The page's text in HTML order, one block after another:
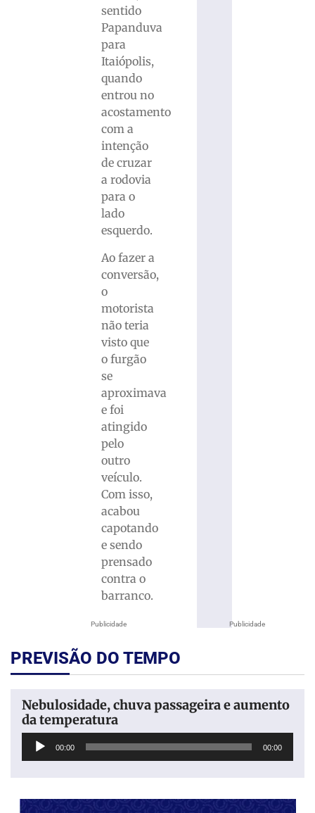
Publicidade
sentido
Papanduva
para
Itaiópolis,
quando
entrou no
acostamento
com a
intenção
de cruzar
a rodovia
para o
lado
esquerdo.
Ao fazer a
conversão,
o
motorista
não teria
visto que
o furgão
se
aproximava
e foi
atingido
pelo
outro
veículo.
Com isso,
acabou
capotando
e sendo
prensado
contra o
barranco.
Publicidade
PREVISÃO DO TEMPO
Nebulosidade, chuva passageira e aumento
da temperatura
Tocador
00:00 00:00